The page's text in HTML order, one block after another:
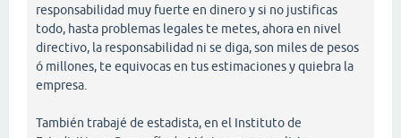
responsabilidad muy fuerte en dinero y si no justificas
todo, hasta problemas legales te metes, ahora en nivel
directivo, la responsabilidad ni se diga, son miles de pesos
ó millones, te equivocas en tus estimaciones y quiebra la
empresa.
También trabajé de estadista, en el Instituto de